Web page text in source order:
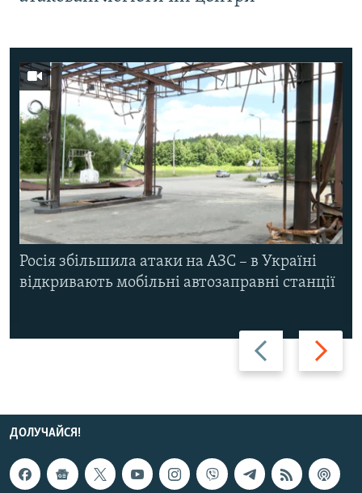
Назад Вперед
Росія збільшила атаки на АЗС – в Україні
відкривають мобільні автозаправні станції
ДОЛУЧАЙСЯ!